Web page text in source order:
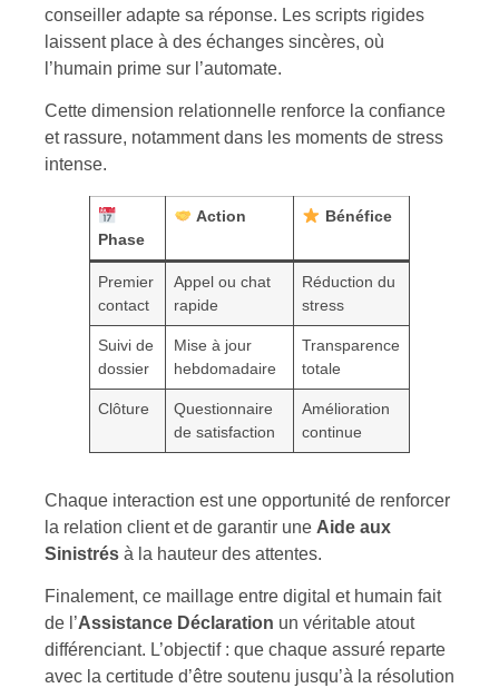
conseiller adapte sa réponse. Les scripts rigides
laissent place à des échanges sincères, où
l’humain prime sur l’automate.
Cette dimension relationnelle renforce la confiance
et rassure, notamment dans les moments de stress
intense.
Phase
Action Bénéfice
Premier
contact
Appel ou chat
rapide
Réduction du
stress
Suivi de
dossier
Mise à jour
hebdomadaire
Transparence
totale
Clôture
Questionnaire
de satisfaction
Amélioration
continue
Chaque interaction est une opportunité de renforcer
la relation client et de garantir une Aide aux
Sinistrés à la hauteur des attentes.
Finalement, ce maillage entre digital et humain fait
de l’Assistance Déclaration un véritable atout
différenciant. L’objectif : que chaque assuré reparte
avec la certitude d’être soutenu jusqu’à la résolution